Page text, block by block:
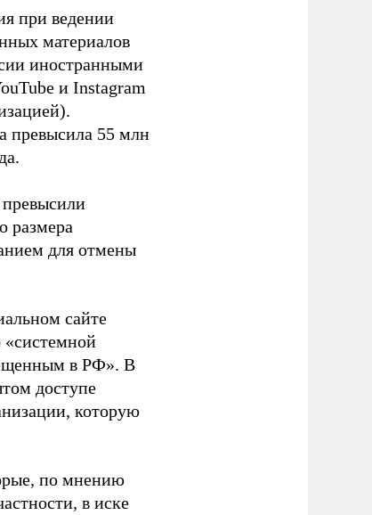
при ведении
материалов
иностранными
и Instagram
превысила 55 млн
размера
для отмены
сайте
«системной
в РФ». В
доступе
которую
по мнению
в иске